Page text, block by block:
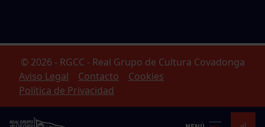
© 2026 - RGCC - Real Grupo de Cultura Covadonga
Aviso Legal
Contacto
Cookies
Política de Privacidad